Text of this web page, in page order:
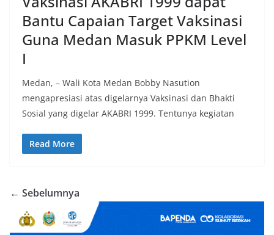
Bantu Capaian Target Vaksinasi
Guna Medan Masuk PPKM Level
I
Medan, – Wali Kota Medan Bobby Nasution
mengapresiasi atas digelarnya Vaksinasi dan Bhakti
Sosial yang digelar AKABRI 1999. Tentunya kegiatan
Read More
← Sebelumnya